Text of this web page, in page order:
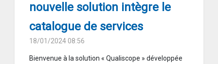
nouvelle solution intègre le
catalogue de services
18/01/2024 08:56
Bienvenue à la solution « Qualiscope » développée